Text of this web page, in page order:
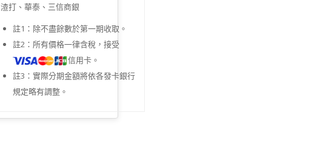
渣打、華泰、三信商銀
註1：除不盡餘數於第一期收取。
註2：所有價格一律含稅，接受
信用卡。
註3：實際分期金額將依各發卡銀行
規定略有調整。